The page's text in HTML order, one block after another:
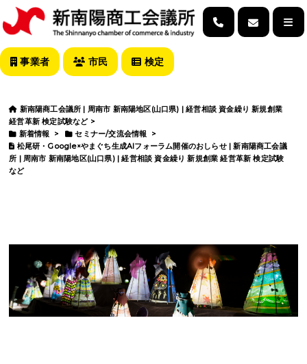
事業者 市民 検定
新南陽商工会議所 | 周南市 新南陽地区(山口県) | 経営相談 資金繰り 新規創業
経営革新 検定試験など>
新着情報
> セミナー/交流会情報
>
松尾研・Google×やまぐち生成AIフォーラム開催のおしらせ | 新南陽商工会議
所 | 周南市 新南陽地区(山口県) | 経営相談 資金繰り 新規創業 経営革新 検定試験
など